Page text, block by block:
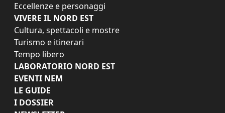
Eccellenze e personaggi
VIVERE IL NORD EST
Cultura, spettacoli e mostre
Turismo e itinerari
Tempo libero
LABORATORIO NORD EST
EVENTI NEM
LE GUIDE
I DOSSIER